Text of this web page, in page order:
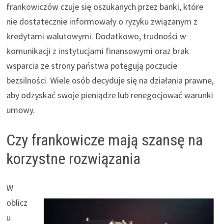
frankowiczów czuje się oszukanych przez banki, które
nie dostatecznie informowały o ryzyku związanym z
kredytami walutowymi. Dodatkowo, trudności w
komunikacji z instytucjami finansowymi oraz brak
wsparcia ze strony państwa potęgują poczucie
bezsilności. Wiele osób decyduje się na działania prawne,
aby odzyskać swoje pieniądze lub renegocjować warunki
umowy.
Czy frankowicze mają szansę na
korzystne rozwiązania
W
oblicz
u